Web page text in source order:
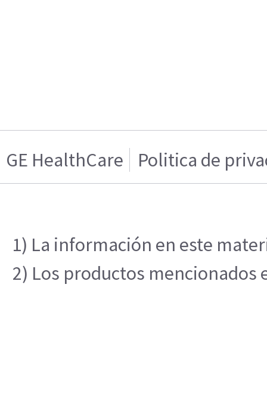
GE HealthCare Politica de
1) La información en este
2) Los productos mencionados